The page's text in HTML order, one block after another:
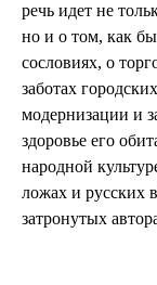
речь идет не
но и о том, как
сословиях, о
заботах
модернизации и
здоровье его
народной
ложах и русских
затронутых